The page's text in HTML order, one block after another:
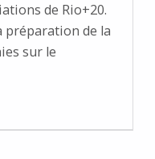
de Rio+20.
préparation de la
sur le